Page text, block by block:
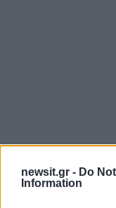
newsit.gr - Do
Information